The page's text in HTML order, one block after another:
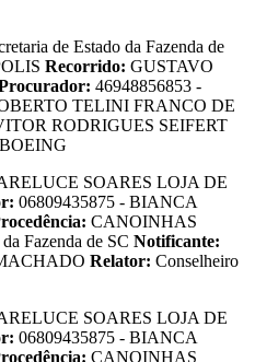
de Estado da Fazenda de
Recorrido: GUSTAVO
46948856853 -
TELINI FRANCO DE
RODRIGUES SEIFERT
SOARES LOJA DE
06809435875 - BIANCA
CANOINHAS
Fazenda de SC Notificante:
Relator: Conselheiro
SOARES LOJA DE
06809435875 - BIANCA
CANOINHAS